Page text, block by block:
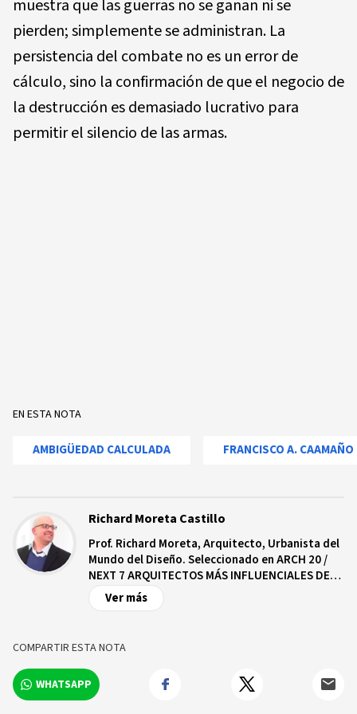
muestra que las guerras no se ganan ni se
pierden; simplemente se administran. La
persistencia del combate no es un error de
cálculo, sino la confirmación de que el negocio de
la destrucción es demasiado lucrativo para
permitir el silencio de las armas.
EN ESTA NOTA
AMBIGÜEDAD CALCULADA FRANCISCO A. CAAMAÑO
Richard Moreta Castillo
Prof. Richard Moreta, Arquitecto, Urbanista del
Mundo del Diseño. Seleccionado en ARCH 20 /
NEXT 7 ARQUITECTOS MÁS INFLUENCIALES DEL
MUNDO. El Prof. Moreta fundó RA+D (Richard's
Architecture+Design) para desarrollar diseños
costos y los recursos. Recientemente nombrado
por ARCH20 en su concurso Design Award
Next_7 como uno de los arquitectos globales
más influyentes. Richard fue nombrado por la
Ver más
COMPARTIR ESTA NOTA
WHATSAPP